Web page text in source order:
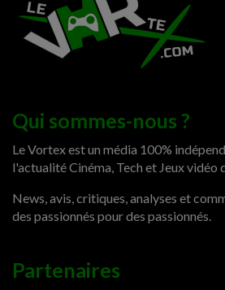
Qui sommes-nous ?
Le Vortex est un média 100%
l'actualité Cinéma, Tech et Jeux vidéo
News, avis, critiques, analyses et
des passionnés pour des passionnés.
Partenaires